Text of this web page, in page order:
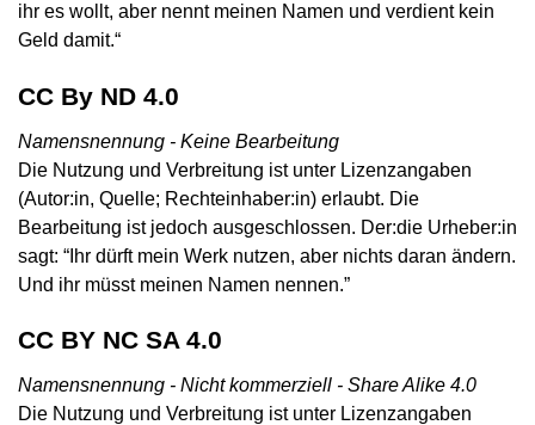
ihr es wollt, aber nennt meinen Namen und verdient kein
Geld damit.“
CC By ND 4.0
Namensnennung - Keine Bearbeitung
Die Nutzung und Verbreitung ist unter Lizenzangaben
(Autor:in, Quelle; Rechteinhaber:in) erlaubt. Die
Bearbeitung ist jedoch ausgeschlossen. Der:die Urheber:in
sagt: “Ihr dürft mein Werk nutzen, aber nichts daran ändern.
Und ihr müsst meinen Namen nennen.”
CC BY NC SA 4.0
Namensnennung - Nicht kommerziell - Share Alike 4.0
Die Nutzung und Verbreitung ist unter Lizenzangaben